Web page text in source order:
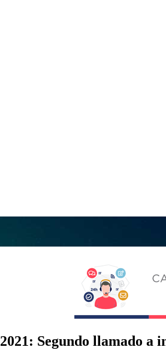
Segundo llamado a